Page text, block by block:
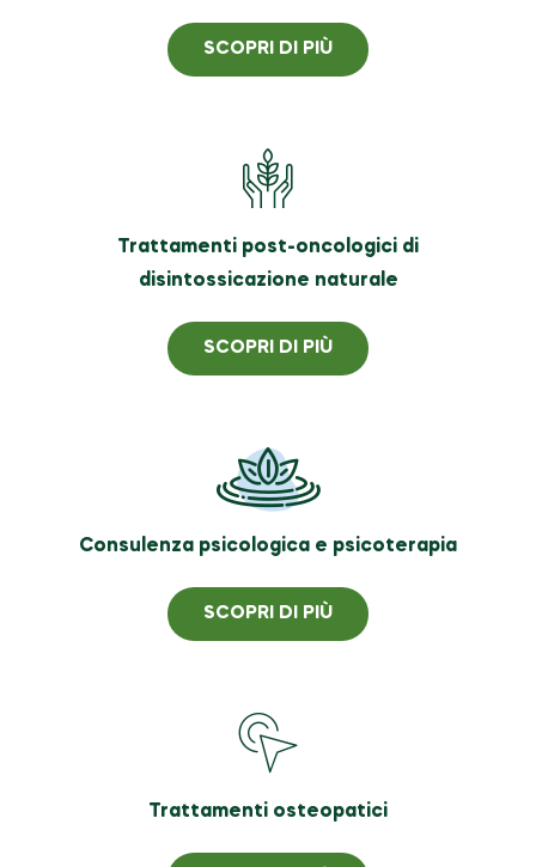
SCOPRI DI PIÙ
Trattamenti post-oncologici di
disintossicazione naturale
SCOPRI DI PIÙ
Consulenza psicologica e psicoterapia
SCOPRI DI PIÙ
Trattamenti osteopatici